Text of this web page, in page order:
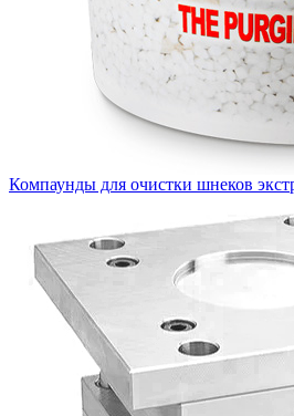
Компаунды для очистки шнеков